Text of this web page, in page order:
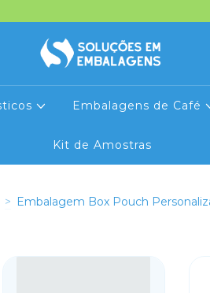
Embalagens de Café
Kit de Amostras
> Embalagem Box Pouch